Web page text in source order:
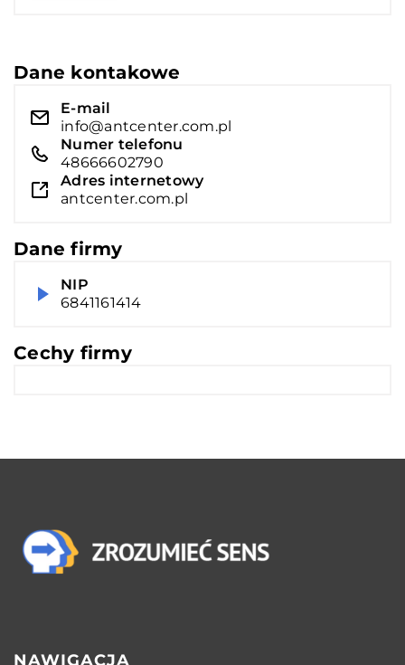
Dane kontakowe
E-mail
info@antcenter.com.pl
Numer telefonu
48666602790
Adres internetowy
antcenter.com.pl
Dane firmy
NIP
6841161414
Cechy firmy
NAWIGACJA